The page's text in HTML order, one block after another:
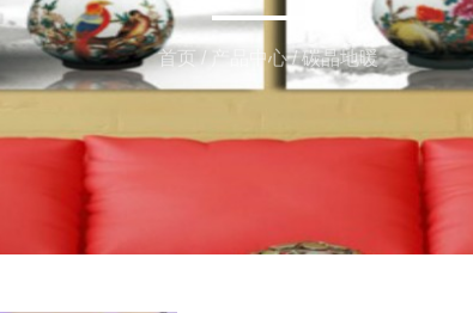
首页 / 产品中心 /碳晶地暖